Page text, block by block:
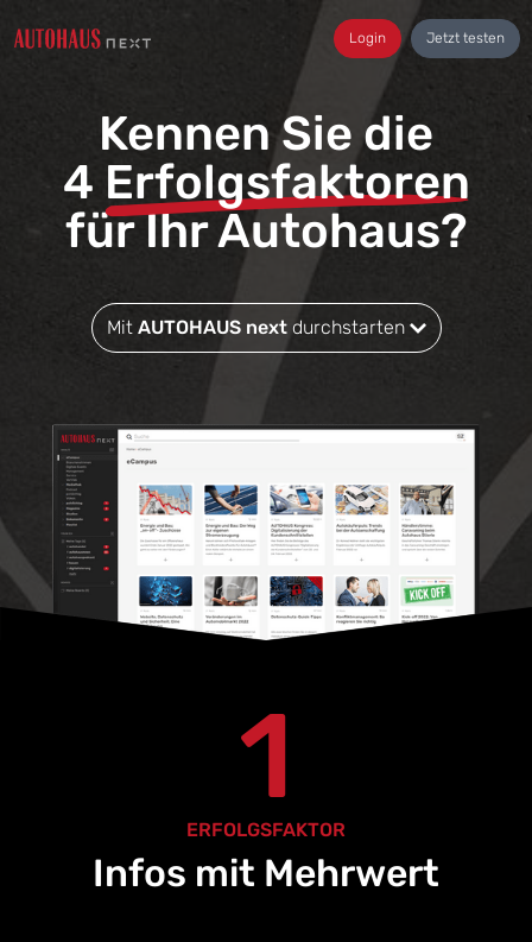
Login Jetzt testen
Kennen Sie die
4 Erfolgsfaktoren
für Ihr Autohaus?
Mit AUTOHAUS nextdurchstarten
1
ERFOLGSFAKTOR
Infos mit Mehrwert